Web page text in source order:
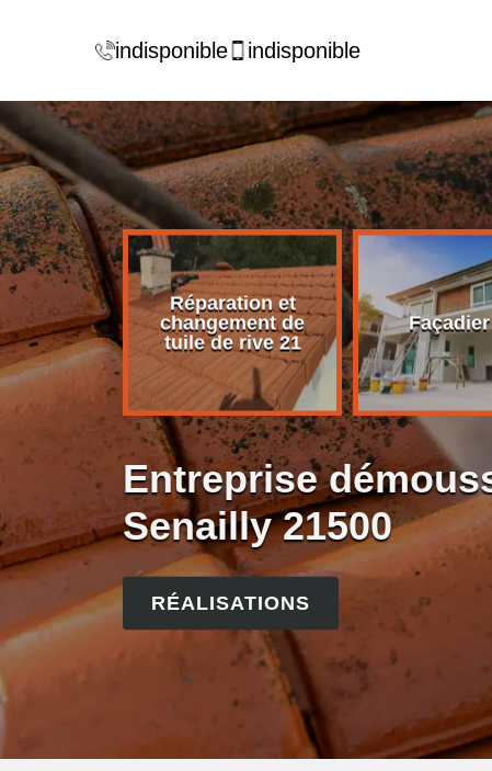
indisponible indisponible
de
21
Réparation et
changement de
tuile de rive 21
Entreprise
Senailly 21500
RÉALISATIONS